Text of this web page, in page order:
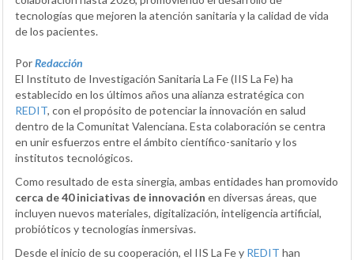
tecnologías que mejoren la atención sanitaria y la calidad de vida
de los pacientes.
PorRedacción
El Instituto de Investigación Sanitaria La Fe (IIS La Fe) ha
establecido en los últimos años una alianza estratégica con
REDIT, con el propósito de potenciar la innovación en salud
dentro de la Comunitat Valenciana. Esta colaboración se centra
en unir esfuerzos entre el ámbito científico-sanitario y los
institutos tecnológicos.
Como resultado de esta sinergia, ambas entidades han promovido
cerca de 40 iniciativas de innovación en diversas áreas, que
incluyen nuevos materiales, digitalización, inteligencia artificial,
probióticos y tecnologías inmersivas.
Desde el inicio de su cooperación, el IIS La Fe y REDIT han